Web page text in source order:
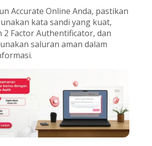
Accurate Online Anda, pastikan
kata sandi yang kuat,
Factor Authentificator, dan
saluran aman dalam